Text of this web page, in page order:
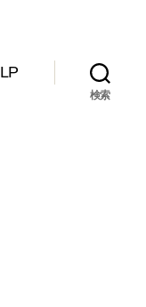
検索